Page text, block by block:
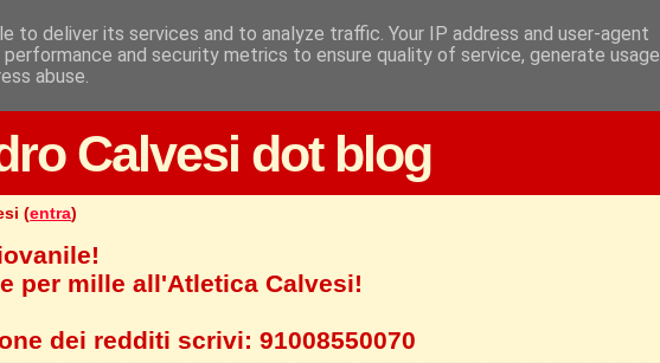
Calvesi dot blog
(entra)
per mille all'Atletica Calvesi!
dei redditi scrivi:91008550070
to deliver its services and to analyze traffic. Your IP address and user-agent
and security metrics to ensure quality of service, generate usage
abuse.